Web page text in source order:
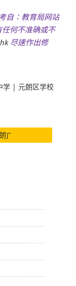
自：教育局网站
何不准确或不
尽速作出修
学 | 元朗区学校
)"